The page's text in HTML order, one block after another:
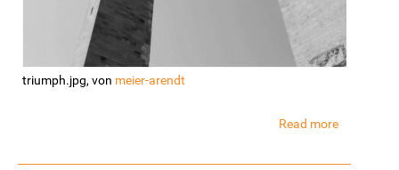
triumph.jpg, von meier-arendt
Read more